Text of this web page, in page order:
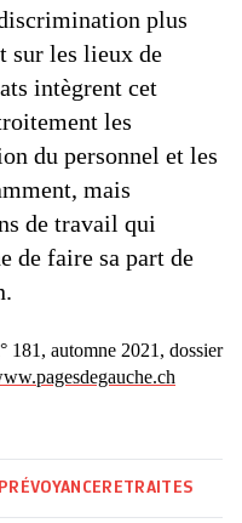
plus
sur les lieux de
intègrent cet
les
du personnel et les
mais
de travail qui
de faire sa part de
181, automne 2021, dossier
PRÉVOYANCE RETRAITES